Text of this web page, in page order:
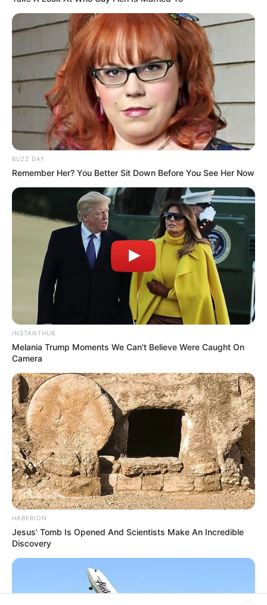
BUZZ DAY
Remember Her? You Better Sit Down Before You See Her Now
INSTANTHUB
Melania Trump Moments We Can't Believe Were Caught On
Camera
HABERION
Jesus' Tomb Is Opened And Scientists Make An Incredible
Discovery